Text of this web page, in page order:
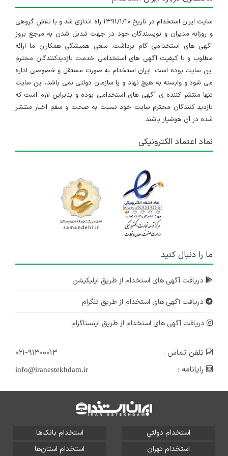
سایت ایران استخدام در تاریخ ۱۳۹۱/۱/۱۰ راه اندازی شد و با تلاش گروهی
و روزانه مدیران و نویسندگان خود در جهت تبدیل شدن به مرجع بروز
آگهی های استخدامی گام برداشت. سعی همیشگی همکاران ما ارائه
مطلوب و با کیفیت آگهی های استخدامی خدمت بازدیدکنندگان محترم
این سایت بوده است. ایران استخدام به صورت مستقل و خصوصی اداره
می شود و وابسته به هیچ نهاد و یا سازمان دولتی نمی باشد، این سایت
تنها منتشر کننده ی آگهی های استخدامی بوده و بنابراین لازم است که
بازدید کنندگان محترم سایت خود نسبت به صحت و سقم اخبار منتشر
شده در آن هوشیار باشند.
نماد اعتماد الکترونیکی
ما را دنبال کنید
دریافت آگهی های استخدام از طریق اپلیکیشن
دریافت آگهی های استخدام از طریق تلگرام
دریافت آگهی های استخدام از طریق اینستاگرام
تلفن تماس :
۰۲۱-۹۱۳۰۰۰۱۳
رایانامه :
info@iranestekhdam.ir
استخدام دولتی
استخدام بانک‌ها
استخدام تهران
استخدام استان‌ها